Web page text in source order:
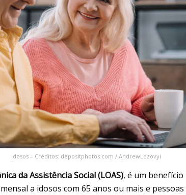
Idosos – Créditos: depositphotos.com / AndrewLozovyi
da Assistência Social (LOAS), é um
a idosos com 65 anos ou mais e pessoas